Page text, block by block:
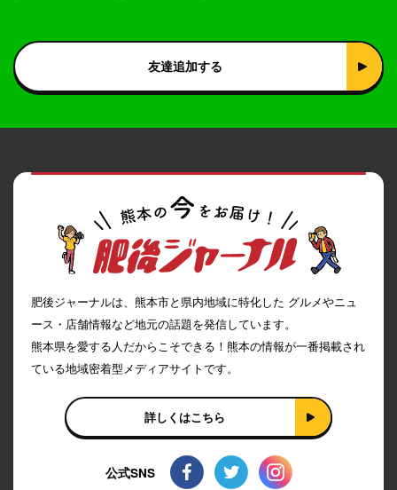
友達追加する
肥後ジャーナルは、熊本市と県内地域に特化した グルメやニュ
ース・店舗情報など地元の話題を発信しています。
熊本県を愛する人だからこそできる！熊本の情報が一番掲載され
ている地域密着型メディアサイトです。
詳しくはこちら
公式SNS